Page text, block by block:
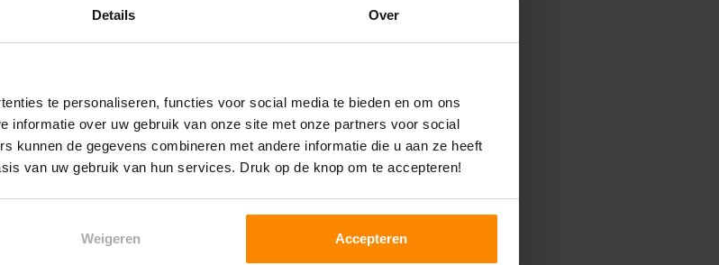
Details Over
te personaliseren, functies voor social media te bieden en om ons
informatie over uw gebruik van onze site met onze partners voor social
kunnen de gegevens combineren met andere informatie die u aan ze heeft
van uw gebruik van hun services. Druk op de knop om te accepteren!
Weigeren Accepteren
voor in de